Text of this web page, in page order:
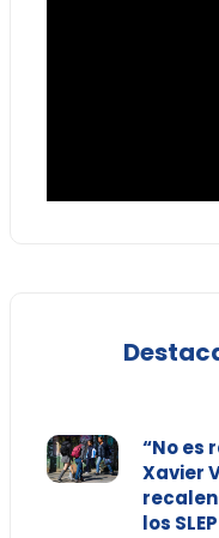
“No es
Xavier
los SLEP